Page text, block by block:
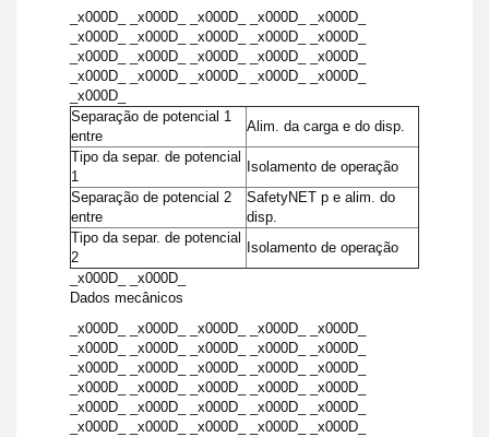
_x000D_ _x000D_ _x000D_ _x000D_ _x000D_
_x000D_ _x000D_ _x000D_ _x000D_ _x000D_
_x000D_ _x000D_ _x000D_ _x000D_ _x000D_
_x000D_ _x000D_ _x000D_ _x000D_ _x000D_
_x000D_
Separação de potencial 1
entre
Alim. da carga e do disp.
Tipo da separ. de potencial
1
Isolamento de operação
Separação de potencial 2
entre
SafetyNET p e alim. do
disp.
Tipo da separ. de potencial
2
Isolamento de operação
_x000D_ _x000D_
Dados mecânicos
_x000D_ _x000D_ _x000D_ _x000D_ _x000D_
_x000D_ _x000D_ _x000D_ _x000D_ _x000D_
_x000D_ _x000D_ _x000D_ _x000D_ _x000D_
_x000D_ _x000D_ _x000D_ _x000D_ _x000D_
_x000D_ _x000D_ _x000D_ _x000D_ _x000D_
_x000D_ _x000D_ _x000D_ _x000D_ _x000D_